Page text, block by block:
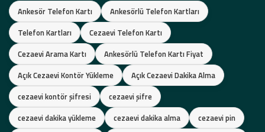
Ankesör Telefon Kartı
Ankesörlü Telefon Kartları
Telefon Kartları
Cezaevi Telefon Kartı
Cezaevi Arama Kartı
Ankesörlü Telefon Kartı Fiyat
Açık Cezaevi Kontör Yükleme
Açık Cezaevi Dakika Alma
cezaevi kontör şifresi
cezaevi şifre
cezaevi dakika yükleme
cezaevi dakika alma
cezaevi pin